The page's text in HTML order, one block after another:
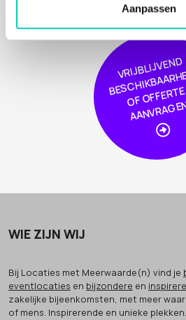
Aanpassen
VRIJBLIJVE
N
D
BE
S
C
HIKBAAR
HEI
OF
OFFER
TE
AA
NVRA
GE
WIE ZIJN WIJ
Bij Locaties met Meerwaarde(n) vind je
eventlocaties en bijzondere en
zakelijke bijeenkomsten, met meer
of mens. Inspirerende en unieke plekken.